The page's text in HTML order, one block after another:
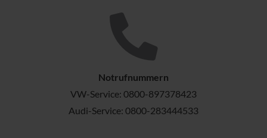
Notrufnummern
VW-Service: 0800-897378423
Audi-Service: 0800-283444533